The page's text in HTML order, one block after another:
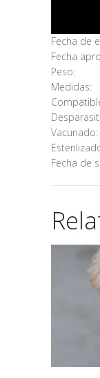
Fecha de
Fecha
Peso:
Medidas:
Vacunado:
Fecha de
16/06/
02/06/